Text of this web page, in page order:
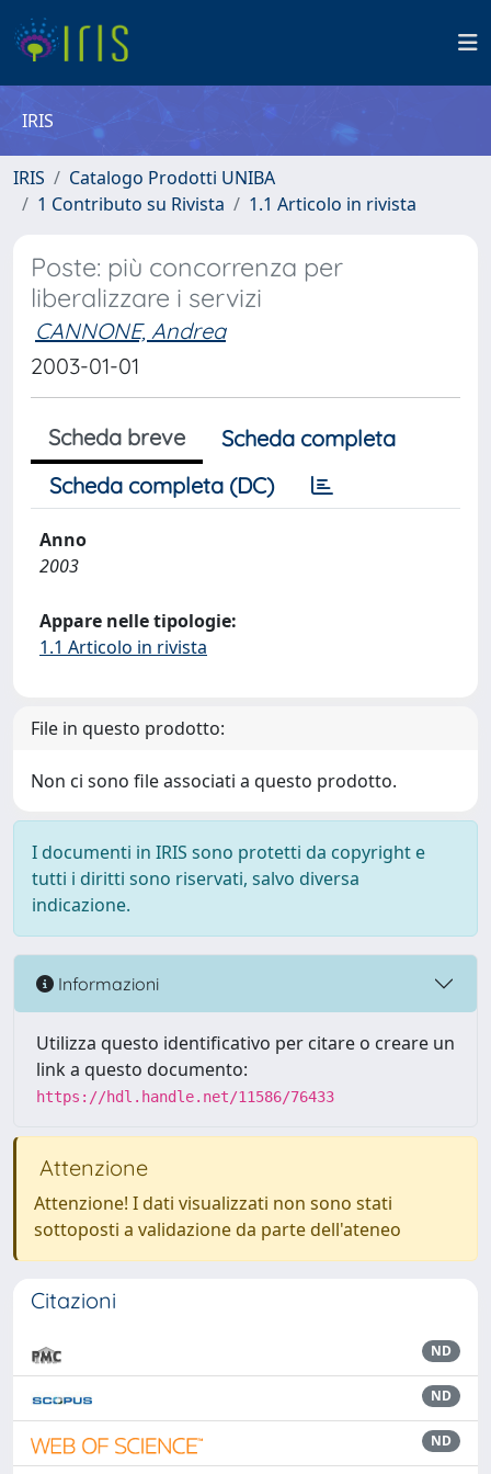
IRIS
IRIS
Catalogo Prodotti UNIBA
1 Contributo su Rivista
1.1 Articolo in rivista
Poste: più concorrenza per
liberalizzare i servizi
CANNONE, Andrea
2003-01-01
Scheda breve
Scheda completa
Scheda completa (DC)
Anno
2003
Appare nelle tipologie:
1.1 Articolo in rivista
File in questo prodotto:
Non ci sono file associati a questo prodotto.
I documenti in IRIS sono protetti da copyright e
tutti i diritti sono riservati, salvo diversa
indicazione.
Informazioni
Utilizza questo identificativo per citare o creare un
link a questo documento:
https://hdl.handle.net/11586/76433
Attenzione
Attenzione! I dati visualizzati non sono stati
sottoposti a validazione da parte dell'ateneo
Citazioni
ND
ND
ND